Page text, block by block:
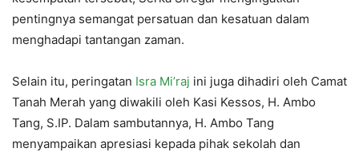
pentingnya semangat persatuan dan kesatuan dalam
menghadapi tantangan zaman.
Selain itu, peringatan Isra Mi’raj ini juga dihadiri oleh Camat
Tanah Merah yang diwakili oleh Kasi Kessos, H. Ambo
Tang, S.IP. Dalam sambutannya, H. Ambo Tang
menyampaikan apresiasi kepada pihak sekolah dan